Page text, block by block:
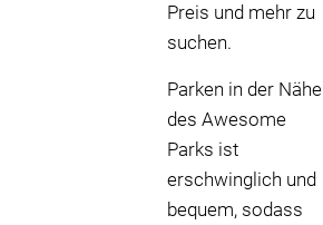
Preis und mehr zu
suchen.
Parken in der Nähe
des Awesome
Parks ist
erschwinglich und
bequem, sodass